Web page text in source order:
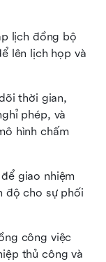
lịch đồng bộ
lên lịch họp và
thời gian,
phép, và
hình chấm
giao nhiệm
độ cho sự phối
công việc
thủ công và